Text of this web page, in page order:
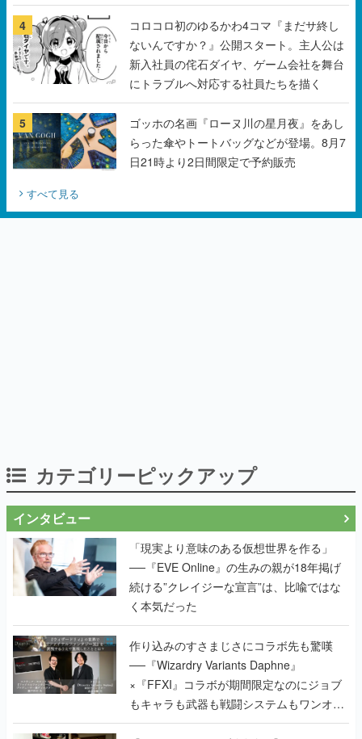
ンペーン
4
コロコロ初のゆるかわ4コマ『まだサ終し
ないんですか？』公開スタート。主人公は
新入社員の侘石ダイヤ、ゲーム会社を舞台
にトラブルへ対応する社員たちを描く
5
ゴッホの名画『ローヌ川の星月夜』をあし
らった傘やトートバッグなどが登場。8月7
日21時より2日間限定で予約販売
すべて見る
カテゴリーピックアップ
インタビュー
「現実より意味のある仮想世界を作る」
──『EVE Online』の生みの親が18年掲げ
続ける”クレイジーな宣言”は、比喩ではな
く本気だった
作り込みのすさまじさにコラボ先も驚嘆
──『Wizardry Variants Daphne』
×『FFXI』コラボが期間限定なのにジョブ
もキャラも武器も戦闘システムもワンオフ
で作り込まれた理由を両ディレクターに聞